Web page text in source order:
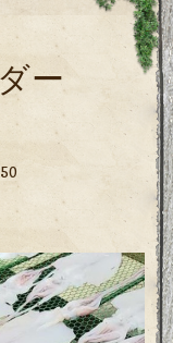
ー